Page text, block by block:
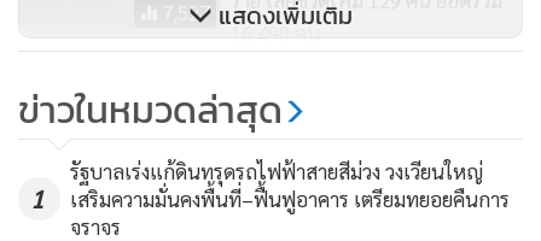
7,527
16,498 คน
16,898
ราย ยอดสะสมระลอกเมษาฯ 1.54
ล้านราย เสียชีวิตเพิ่ม 101 คน ยอด
รวม 16,369 คน
แสดงเพิ่มเติม
ข่าวในหมวดล่าสุด
1
รัฐบาลเร่งแก้ดินทรุดรถไฟฟ้าสายสีม่วง วงเวียนใหญ่
เสริมความมั่นคงพื้นที่–ฟื้นฟูอาคาร เตรียมทยอยคืนการ
จราจร